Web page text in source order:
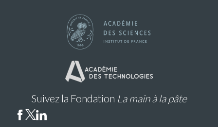
Suivez la Fondation La main à la pâte